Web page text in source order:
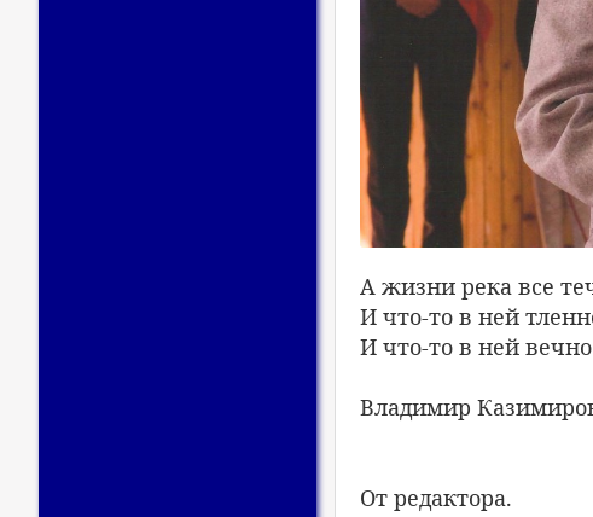
А жизни река все
И что-то в ней
И что-то в ней
Владимир
От редактора.